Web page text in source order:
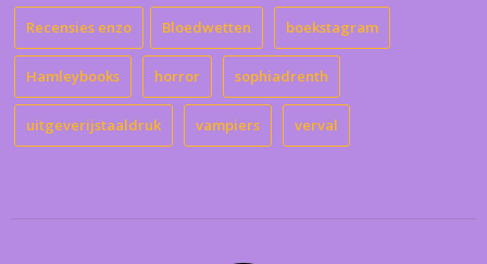
Recensies enzo Bloedwetten boekstagram
Hamleybooks horror sophiadrenth
uitgeverijstaaldruk vampiers verval